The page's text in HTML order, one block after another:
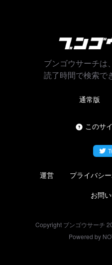
ブンゴウサーチは
読了時間で検索で
通常版
このサ
運営 プライバシ
お問
Copyright ブンゴウサーチ
Powered by